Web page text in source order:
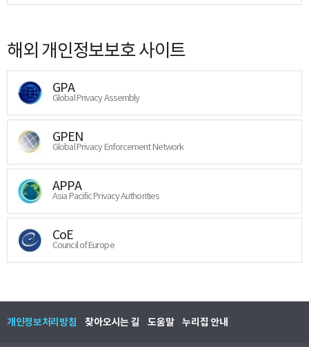
해외 개인정보보호 사이트
GPA
Global Privacy Assembly
GPEN
Global Privacy Enforcement Network
APPA
Asia Pacific Privacy Authorities
CoE
Council of Europe
개인정보처리방침 찾아오시는 길 도움말 누리집 안내